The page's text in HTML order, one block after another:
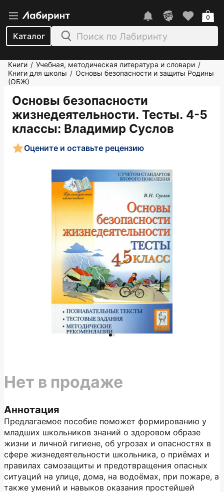
Каталог
0
Книги / Учебная, методическая литература и словари /
Книги для школы / Основы безопасности и защиты Родины
(ОБЖ)
Основы безопасности
жизнедеятельности. Тесты. 4-5
классы: Владимир Суслов
Оцените и оставьте рецензию
Аннотация
Предлагаемое пособие поможет формированию у
младших школьников знаний о здоровом образе
жизни и личной гигиене, об угрозах и опасностях в
сфере жизнедеятельности школьника, о приёмах и
правилах самозащиты и предотвращения опасных
ситуаций на улице, дома, на водоёмах, при пожаре, а
также умений и навыков оказания простейшей
Нет в продаже